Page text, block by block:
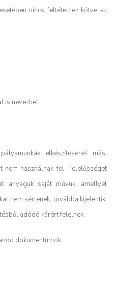
nincs feltételhez kötve az
is nevezhet
elkészítésénél más,
használnak fel. Felelősséget
anyaguk saját művük, amellyel
nem sértenek, továbbá kijelentik,
adódó kárért felelnek.
dokumentumok